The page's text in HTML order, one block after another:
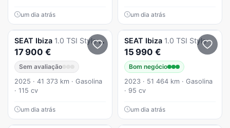
um dia atrás um dia atrás
SEAT Ibiza 1.0 TSI Style DSG
17 900 €
Sem avaliação
2025 · 41 373 km · Gasolina
· 115 cv
um dia atrás
SEAT Ibiza 1.0 TSI Style
15 990 €
Bom negócio
2023 · 51 464 km · Gasolina
· 95 cv
um dia atrás